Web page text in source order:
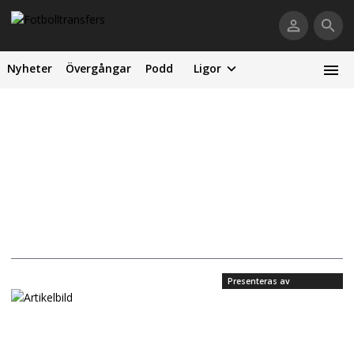
Nyheter Övergångar Podd Ligor
Presenteras av